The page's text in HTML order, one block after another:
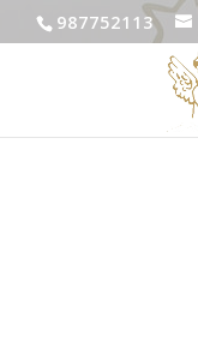
987752113